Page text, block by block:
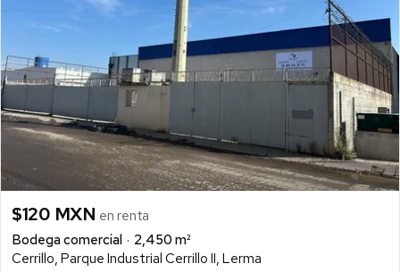
$120 MXN en renta
Bodega comercial
2,450 m²
Cerrillo, Parque Industrial Cerrillo II, Lerma